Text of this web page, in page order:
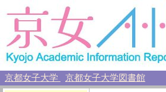
京都女子大学 京都女子大学図書館